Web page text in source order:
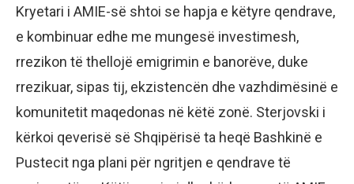
Kryetari i AMIE-së shtoi se hapja e këtyre qendrave,
e kombinuar edhe me mungesë investimesh,
rrezikon të thellojë emigrimin e banorëve, duke
rrezikuar, sipas tij, ekzistencën dhe vazhdimësinë e
komunitetit maqedonas në këtë zonë. Sterjovski i
kërkoi qeverisë së Shqipërisë ta heqë Bashkinë e
Pustecit nga plani për ngritjen e qendrave të